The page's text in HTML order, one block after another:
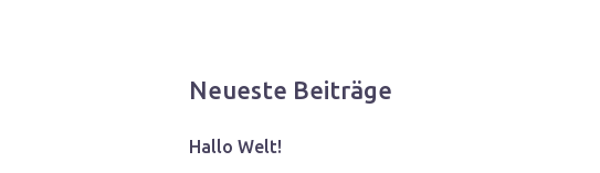
Neueste Beiträge
Hallo Welt!